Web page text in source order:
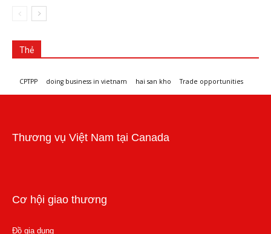
Thẻ
CPTPP doing business in vietnam hai san kho Trade opportunities
Thương vụ Việt Nam tại Canada
Cơ hội giao thương
Đồ gia dụng